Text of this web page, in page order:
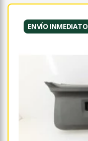
ENVÍO INMEDIATO